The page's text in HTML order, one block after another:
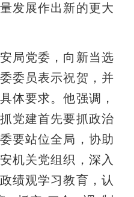
发展作出新的更大
党委，向新当选
委员表示祝贺，并
体要求。他强调，
抓党建首先要抓政治
要站位全局，协助
机关党组织，深入
绩观学习教育，认